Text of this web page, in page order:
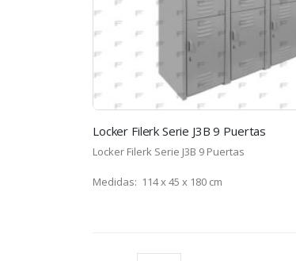
Locker Filerk Serie J3B 9 Puertas
Locker Filerk Serie J3B 9 Puertas
Medidas: 114 x 45 x 180 cm